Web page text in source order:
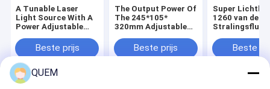
A Tunable Laser
Light Source With A
Power Adjustable
Beste prijs
The Output Power Of
The 245*105*
320mm Adjustable
Reach Up To 10dbm
Beste prijs
Super
1260 van de
1565~1625Nm
Beste
QUEM